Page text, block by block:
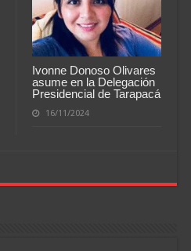
Ivonne Donoso Olivares
asume en la Delegación
Presidencial de Tarapacá
16/11/2024